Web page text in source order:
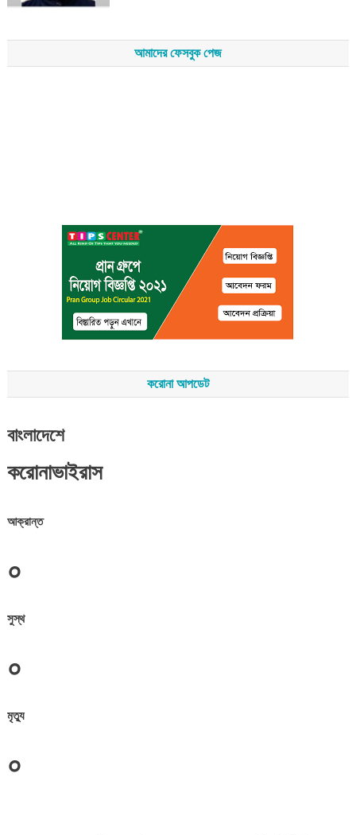
আমাদের ফেসবুক পেজ
করোনা আপডেট
বাংলাদেশে
করোনাভাইরাস
আক্রান্ত
০
সুস্থ
০
মৃত্যু
০